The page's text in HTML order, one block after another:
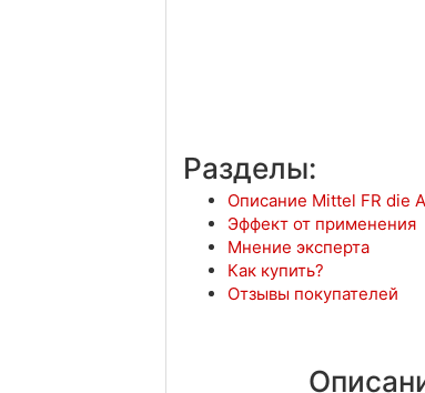
Разделы:
Описание Mittel FR die
Эффект от применения
Мнение эксперта
Как купить?
Отзывы покупателей